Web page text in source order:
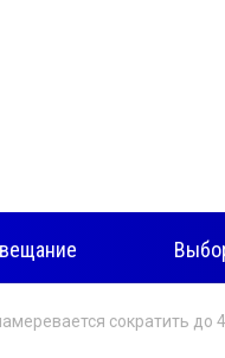
сократить до